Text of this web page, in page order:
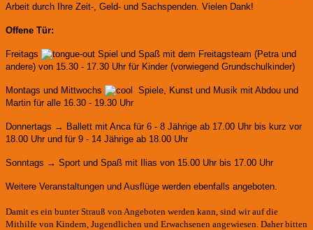
Arbeit durch Ihre Zeit-, Geld- und Sachspenden. Vielen Dank!
Offene Tür:
Freitags
Spiel und Spaß mit dem Freitagsteam (Petra und
andere) von 15.30 - 17.30 Uhr für Kinder (vorwiegend Grundschulkinder)
Montags und Mittwochs
Spiele, Kunst und Musik mit Abdou und
Martin für alle 16.30 - 19.30 Uhr
Donnertags → Ballett mit Anca für 6 - 8 Jährige ab 17.00 Uhr bis kurz vor
18.00 Uhr und für 9 - 14 Jährige ab 18.00 Uhr
Sonntags → Sport und Spaß mit Ilias von 15.00 Uhr bis 17.00 Uhr
Weitere Veranstaltungen und Ausflüge werden ebenfalls angeboten.
Damit es ein bunter Strauß von Angeboten werden kann, sind wir auf die
Mithilfe von Kindern, Jugendlichen und Erwachsenen angewiesen. Daher bitten